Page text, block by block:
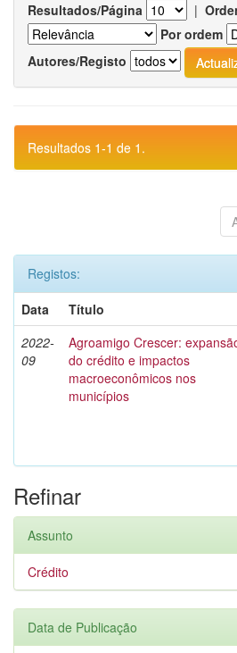
Resultados/Página |
Por ordem
Autores/Registo
Resultados 1-1 de 1.
Registos:
Data
Título
2022-
09
Agroamigo Crescer:
do crédito e impactos
macroeconômicos nos
municípios
Refinar
Assunto
Crédito
Data de Publicação